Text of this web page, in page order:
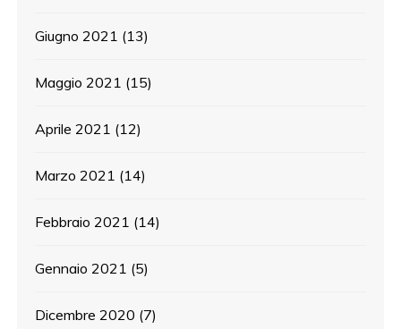
Giugno 2021 (13)
Maggio 2021 (15)
Aprile 2021 (12)
Marzo 2021 (14)
Febbraio 2021 (14)
Gennaio 2021 (5)
Dicembre 2020 (7)